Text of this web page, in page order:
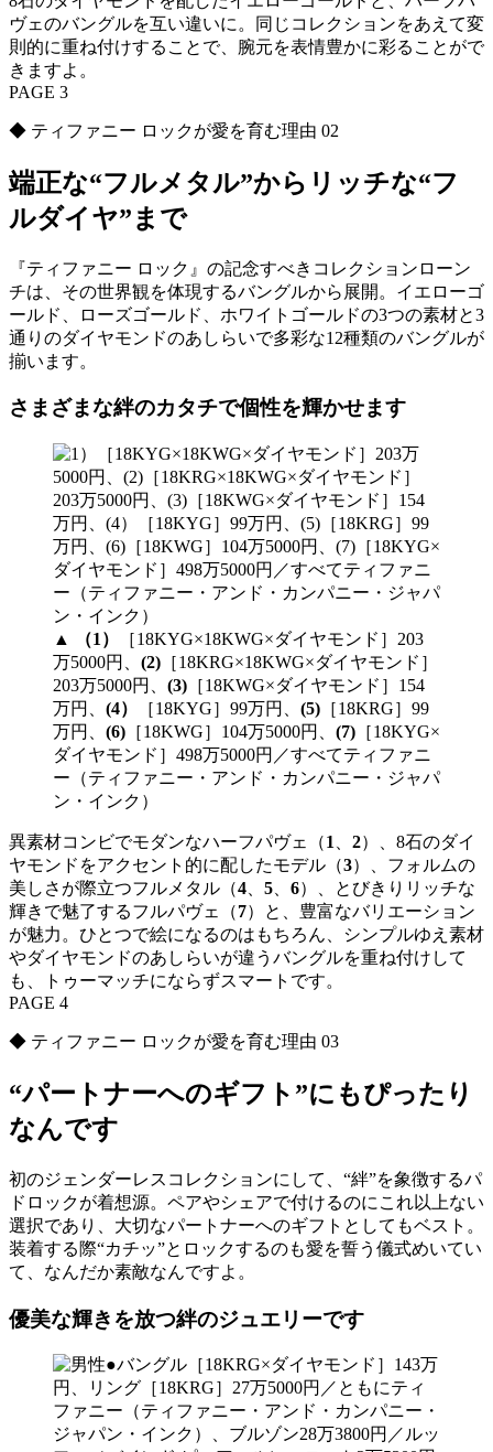
ヴェのバングルを互い違いに。同じコレクションをあえて変
則的に重ね付けすることで、腕元を表情豊かに彩ることがで
きますよ。
PAGE 3
◆ ティファニー ロックが愛を育む理由 02
端正な“フルメタル”からリッチな“フ
ルダイヤ”まで
『ティファニー ロック』の記念すべきコレクションローン
チは、その世界観を体現するバングルから展開。イエローゴ
ールド、ローズゴールド、ホワイトゴールドの3つの素材と3
通りのダイヤモンドのあしらいで多彩な12種類のバングルが
揃います。
さまざまな絆のカタチで個性を輝かせます
▲ （1）
［18KYG×18KWG×ダイヤモンド］203
万5000円、 (2) ［18KRG×18KWG×ダイヤモンド］
203万5000円、 (3) ［18KWG×ダイヤモンド］154
万円、 (4） ［18KYG］99万円、 (5) ［18KRG］99
万円、 (6) ［18KWG］104万5000円、 (7) ［18KYG×
ダイヤモンド］498万5000円／すべてティファニ
ー（ティファニー・アンド・カンパニー・ジャパ
ン・インク）
異素材コンビでモダンなハーフパヴェ（1 2）、8石のダイ
ヤモンドをアクセント的に配したモデル（3）、フォルムの
美しさが際立つフルメタル（4 5 6）、とびきりリッチな
輝きで魅了するフルパヴェ（7）と、豊富なバリエーション
が魅力。ひとつで絵になるのはもちろん、シンプルゆえ素材
やダイヤモンドのあしらいが違うバングルを重ね付けして
も、トゥーマッチにならずスマートです。
PAGE 4
◆ ティファニー ロックが愛を育む理由 03
“パートナーへのギフト”にもぴったり
なんです
初のジェンダーレスコレクションにして、“絆”を象徴するパ
ドロックが着想源。ペアやシェアで付けるのにこれ以上ない
選択であり、大切なパートナーへのギフトとしてもベスト。
装着する際“カチッ”とロックするのも愛を誓う儀式めいてい
て、なんだか素敵なんですよ。
優美な輝きを放つ絆のジュエリーです